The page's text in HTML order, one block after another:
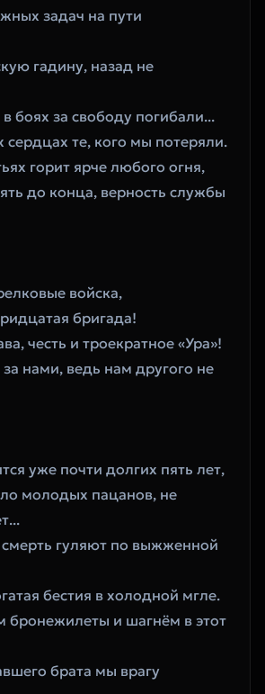
задач на пути
гадину, назад не
боях за свободу погибали...
сердцах те, кого мы потеряли.
горит ярче любого огня,
до конца, верность службы
войска,
бригада!
честь и троекратное «Ура»!
нами, ведь нам другого не
уже почти долгих пять лет,
молодых пацанов, не
гуляют по выжженной
бестия в холодной мгле.
бронежилеты и шагнём в этот
брата мы врагу